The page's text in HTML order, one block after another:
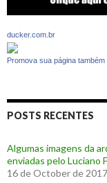
ducker.com.br
Promova sua página também
POSTS RECENTES
Algumas imagens da
enviadas pelo
16 de October de 2017